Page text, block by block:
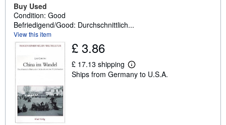
Buy Used
Condition: Good
Befriedigend/Good: Durchschnittlich...
View this item
£ 3.86
£ 17.13 shipping
L
e
Ships from Germany to U.S.A.